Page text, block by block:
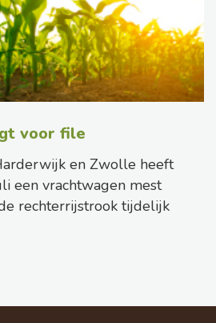
voor file
en Zwolle heeft
een vrachtwagen mest
rechterrijstrook tijdelijk